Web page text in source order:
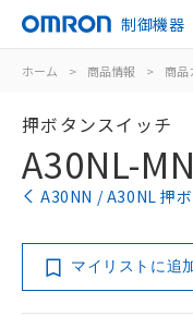
制御機器
ホーム > 商品情報 > 商品
押ボタンスイッチ
A30NL-
A30NN / A30NL 押
マイリストに追